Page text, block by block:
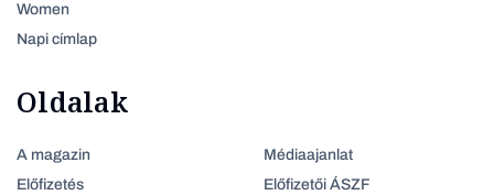
Women
Napi címlap
Oldalak
A magazin
Előfizetés
Médiaajanlat
Előfizetői ÁSZF